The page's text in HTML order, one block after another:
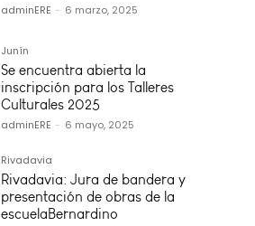
adminERE - 6 marzo, 2025
Junín
Se encuentra abierta la
inscripción para los Talleres
Culturales 2025
adminERE - 6 mayo, 2025
Rivadavia
Rivadavia: Jura de bandera y
presentación de obras de la
escuelaBernardino